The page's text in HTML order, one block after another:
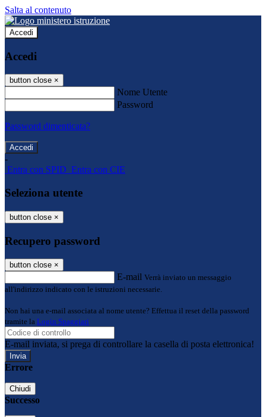
Salta al contenuto
Accedi
Accedi
button close ×
Nome Utente
Password
Password dimenticata?
-
Entra con SPID Entra con CIE
Seleziona utente
button close ×
Recupero password
button close ×
E-mail Verrà inviato un messaggio
all'indirizzo indicato con le istruzioni necessarie.
Non hai una e-mail associata al nome utente? Effettua il reset della password
tramite la Login Spaggiari
E-mail inviata, si prega di controllare la casella di posta elettronica!
Errore
Chiudi
Successo